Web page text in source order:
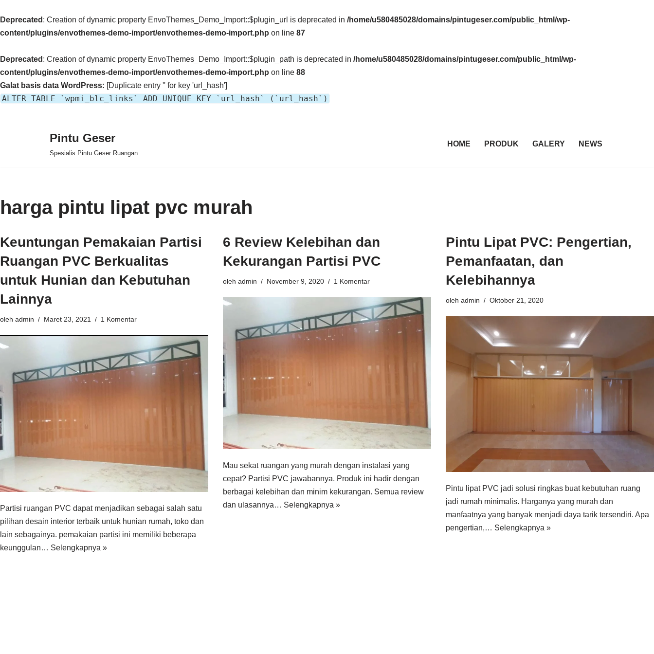
Deprecated : Creation of dynamic property EnvoThemes_Demo_Import::$plugin_url is deprecated in /home/u580485028/domains/pintugeser.com/public_html/wp-
content/plugins/envothemes-demo-import/envothemes-demo-import.php on line 87
Deprecated : Creation of dynamic property EnvoThemes_Demo_Import::$plugin_path is deprecated in /home/u580485028/domains/pintugeser.com/public_html/wp-
content/plugins/envothemes-demo-import/envothemes-demo-import.php on line 88
Galat basis data WordPress: [Duplicate entry '' for key 'url_hash']
ALTER TABLE `wpmi_blc_links` ADD UNIQUE KEY `url_hash` (`url_hash`)
Pintu Geser
Spesialis Pintu Geser Ruangan
HOME PRODUK GALERY NEWS
harga pintu lipat pvc murah
Keuntungan Pemakaian Partisi
Ruangan PVC Berkualitas
untuk Hunian dan Kebutuhan
Lainnya
oleh admin Maret 23, 2021 1 Komentar
Partisi ruangan PVC dapat menjadikan sebagai salah satu
pilihan desain interior terbaik untuk hunian rumah, toko dan
lain sebagainya. pemakaian partisi ini memiliki beberapa
keunggulan… Selengkapnya »
6 Review Kelebihan dan
Kekurangan Partisi PVC
oleh admin November 9, 2020 1 Komentar
Mau sekat ruangan yang murah dengan instalasi yang
cepat? Partisi PVC jawabannya. Produk ini hadir dengan
berbagai kelebihan dan minim kekurangan. Semua review
dan ulasannya… Selengkapnya »
Pintu Lipat PVC: Pengertian,
Pemanfaatan, dan
Kelebihannya
oleh admin Oktober 21, 2020
Pintu lipat PVC jadi solusi ringkas buat kebutuhan ruang
jadi rumah minimalis. Harganya yang murah dan
manfaatnya yang banyak menjadi daya tarik tersendiri. Apa
pengertian,… Selengkapnya »